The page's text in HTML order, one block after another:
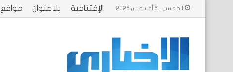
الخميس , 6 أغسطس 2026 الإفتتاحية بلا عنوان مواقع